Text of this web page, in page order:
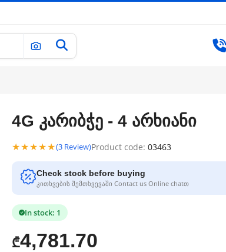
4G კარიბჭე - 4 არხიანი
★★★★★(3 Review)Product code: 03463
Check stock before buying
კითხვების შემთხვევაში Contact us Online chatთ
In stock: 1
₾4,781.70